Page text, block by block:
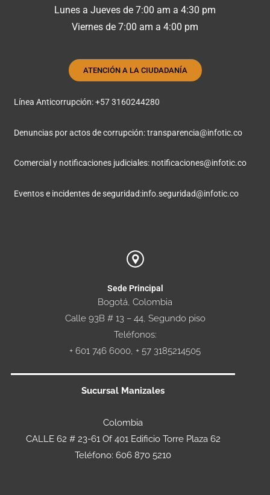
Lunes a Jueves de 7:00 am a 4:30 pm
Viernes de 7:00 am a 4:00 pm
ATENCIÓN A LA CIUDADANÍA
Línea Anticorrupción: +57 3160244280
Denuncias por actos de corrupción:transparencia@infotic.co
Comercial y notificaciones judiciales: notificaciones@infotic.co
Eventos e incidentes de seguridad:info.seguridad@infotic.co
Sede Principal
Bogotá, Colombia
Calle 93B # 13 – 44, Segundo piso
Teléfonos:
+ 601 746 6000, + 57 3185214505
Sucursal Manizales
Colombia
CALLE 62 # 23-61 Of 401 Edificio Torre Plaza 62
Teléfono: 606 870 5210